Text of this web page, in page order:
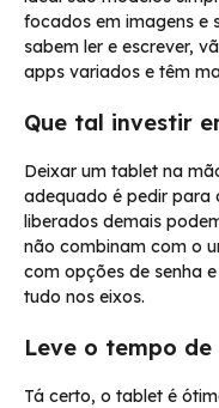
focados em imagens e
sabem ler e escrever,
apps variados e têm
Que tal investir
Deixar um tablet na
adequado é pedir para
liberados demais
não combinam com o
com opções de senha
tudo nos eixos.
Leve o tempo
Tá certo, o tablet é